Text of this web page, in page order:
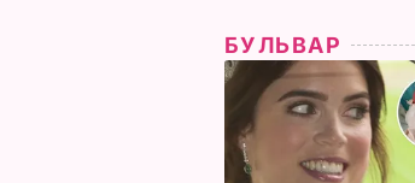
БУЛЬВАР